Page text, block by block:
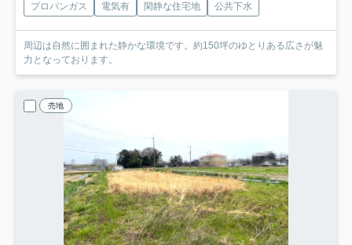
プロパンガス 電気有 閑静な住宅地 公共下水
周辺は自然に囲まれた静かな環境です。約150坪のゆとりある広さが魅
力となっております。
売地